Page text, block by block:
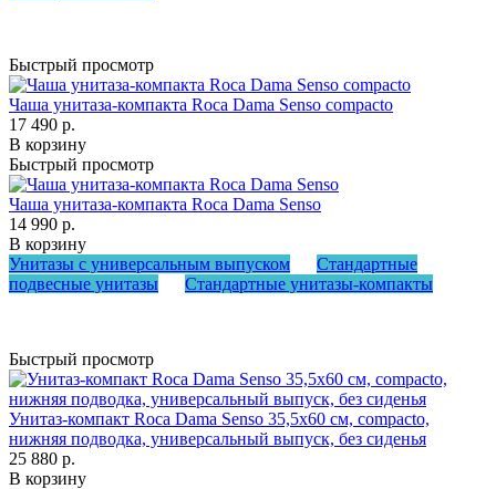
Быстрый просмотр
Чаша унитаза-компакта Roca Dama Senso compacto
17 490 р.
В корзину
Быстрый просмотр
Чаша унитаза-компакта Roca Dama Senso
14 990 р.
В корзину
Унитазы с универсальным выпуском
Стандартные
подвесные унитазы
Стандартные унитазы-компакты
Быстрый просмотр
Унитаз-компакт Roca Dama Senso 35,5х60 см, compacto,
нижняя подводка, универсальный выпуск, без сиденья
25 880 р.
В корзину